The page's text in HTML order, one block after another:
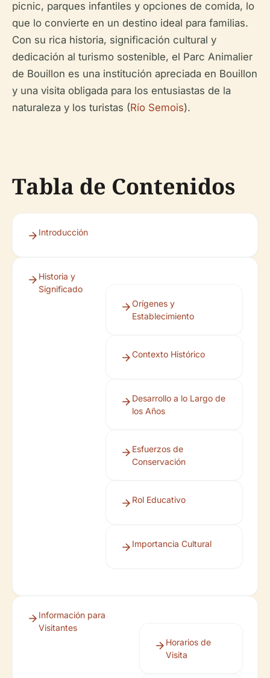
picnic, parques infantiles y opciones de comida, lo
que lo convierte en un destino ideal para familias.
Con su rica historia, significación cultural y
dedicación al turismo sostenible, el Parc Animalier
de Bouillon es una institución apreciada en Bouillon
y una visita obligada para los entusiastas de la
naturaleza y los turistas (Río Semois).
Tabla de Contenidos
Introducción
Historia y
Significado
Orígenes y
Establecimiento
Contexto Histórico
Desarrollo a lo Largo de
los Años
Esfuerzos de
Conservación
Rol Educativo
Importancia Cultural
Información para
Visitantes
Horarios de
Visita